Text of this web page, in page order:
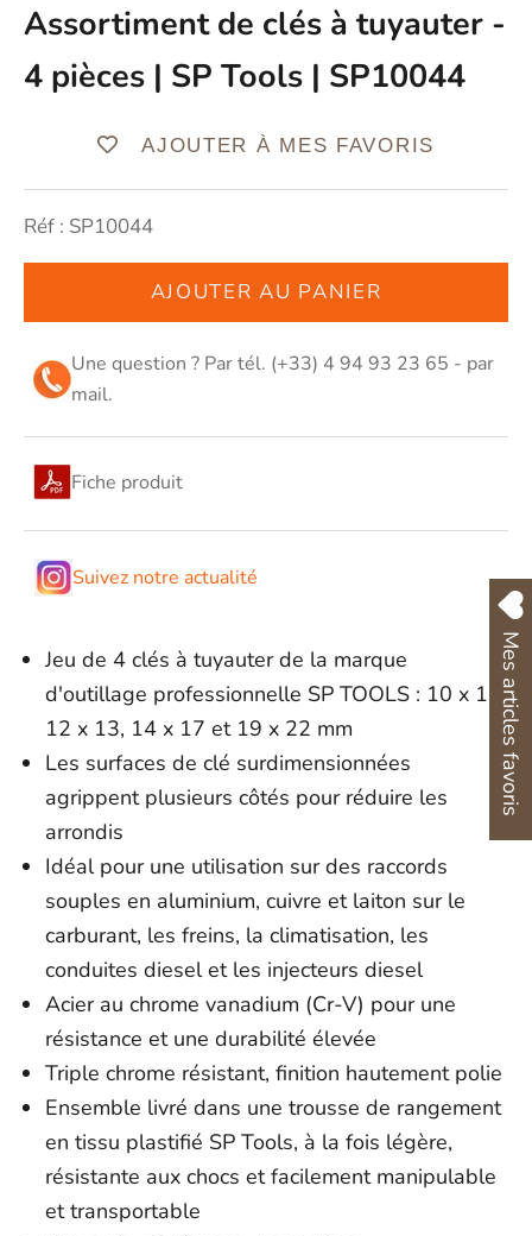
Assortiment de clés à tuyauter -
4 pièces | SP Tools | SP10044
AJOUTER À MES FAVORIS
Réf : SP10044
AJOUTER AU PANIER
Une question ? Par tél. (+33) 4 94 93 23 65 - par
mail.
Fiche produit
Suivez notre actualité
Jeu de 4 clés à tuyauter de la marque
d'outillage professionnelle SP TOOLS : 10 x 11,
12 x 13, 14 x 17 et 19 x 22 mm
Les surfaces de clé surdimensionnées
agrippent plusieurs côtés pour réduire les
arrondis
Idéal pour une utilisation sur des raccords
souples en aluminium, cuivre et laiton sur le
carburant, les freins, la climatisation, les
conduites diesel et les injecteurs diesel
Acier au chrome vanadium (Cr-V) pour une
résistance et une durabilité élevée
Triple chrome résistant, finition hautement polie
Ensemble livré dans une trousse de rangement
en tissu plastifié SP Tools, à la fois légère,
résistante aux chocs et facilement manipulable
et transportable
Mes articles favoris